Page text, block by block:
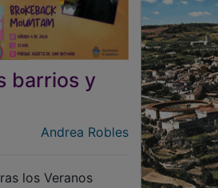
barrios y
Andrea Robles
los Veranos